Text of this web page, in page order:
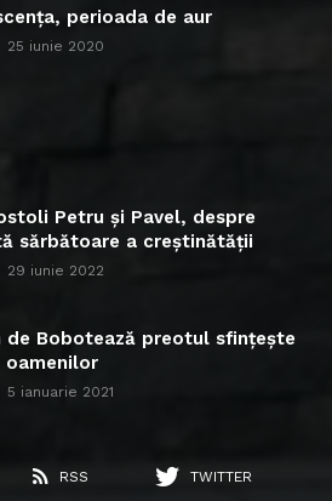
perioada de aur
25 iunie 2020
Petru și Pavel, despre
sărbătoare a creștinătății
29 iunie 2022
de Bobotează preotul sfințește
oamenilor
5 ianuarie 2021
RSS
TWITTER